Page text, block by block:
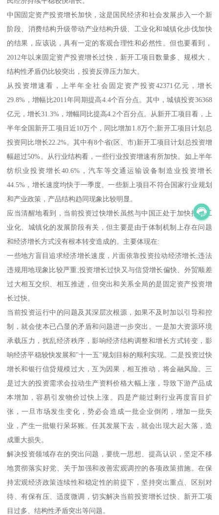
中国固定资产投资增长加快，这是国民经济和社会发展步入一个新
阶段、消费结构升级带动产业结构升级、工业化和城镇化步伐加快
的结果，应该说，具有一定的客观合理性和必然性。但也要看到，
2012年以来固定资产投资增长过快，新开工项目数量多、规模大，
结构性矛盾仍比较突出，投资反弹压力加大。
从投资增速看，上半年全社会固定资产投资42371亿元，增长
29.8%，增幅比2011年同期提高4.4个百分点。其中，城镇投资36368
亿元，增长31.3%，增幅同比提高4.2个百分点。从新开工项目看，上
半年全国新开工项目近10万个，同比增加1.8万个;新开工项目计划总
投资同比增长22.2%。其中有8个省(区、市)新开工项目计划总投资增
幅超过50%。从行业结构看，一些行业投资增速有所加快。如上半年
纺织业投资增长40.6%，汽车等交通运输设备制造业投资增长
44.5%，增长速度均快于一季度。一些新上项目不符合国家行业规划
和产业政策，产品结构趋同现象比较明显。
应当清醒地看到，当前投资过快增长虽然与中国正处于加快推进工
业化、城镇化的发展阶段有关，但主要是由于体制机制上存在问题
和经济增长方式没有根本转变造成的。主要体现在:
一些地方盲目追求经济增长速度，片面依靠投资拉动经济增长;违法
违规用地现象比较严重;投资增长过快又与信贷增长偏快、外贸顺差
过大相互交织、相互推进，但突出和关系全局的是固定资产投资增
长过快。
当前投资运行中的问题及其深层次根源，如果不及时加以引导和控
制，就会使本已凸显的矛盾和问题进一步突出。一是加大资源环境
承载压力，扰乱经济秩序，影响经济结构调整和增长方式转变，影
响经济平稳较快发展和"十一五"规划目标的顺利实现。二是投资过快
增长和银行信贷规模过大，互为因果，相互推动，将金融风险。三
是过大的投资需求会拉动生产资料价格大幅上涨，导致下游产品成
本增加，容易引发物价过快上涨。四是产能过剩行业再度盲目扩
张，一旦市场发生变化，势必会造成一批企业倒闭，增加一批失
业，产生一批银行呆坏账。任其发展下去，就会出现大起大落，造
成重大损失。
解决投资领域存在的突出问题，要统一思想、提高认识，坚定不移
地贯彻落实好党、关于加强和改善宏观调控的各项政策措施。在保
持宏观经济政策连续性和稳定性的前提下，坚持突出重点、区别对
待、有保有压、适度微调，切实解决当前投资增长过快、新开工项
目过多、结构性矛盾突出等问题。